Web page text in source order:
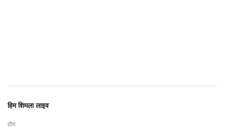
हिम शिमला लाइव
होम